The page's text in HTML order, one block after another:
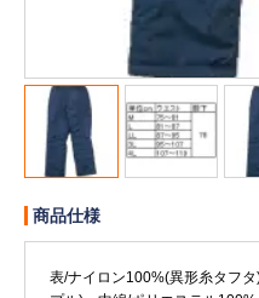
デジタルカタロ
クイックオーダ
（注文番号からご注
Myページ
商品仕様
表/ナイロン100%(異形糸タフ